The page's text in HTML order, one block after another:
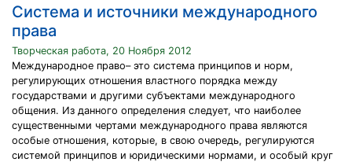
Система и источники международного
права
Творческая работа, 20 Ноября 2012
Международное право– это система принципов и норм,
регулирующих отношения властного порядка между
государствами и другими субъектами международного
общения. Из данного определения следует, что наиболее
существенными чертами международного права являются
особые отношения, которые, в свою очередь, регулируются
системой принципов и юридическими нормами, и особый круг